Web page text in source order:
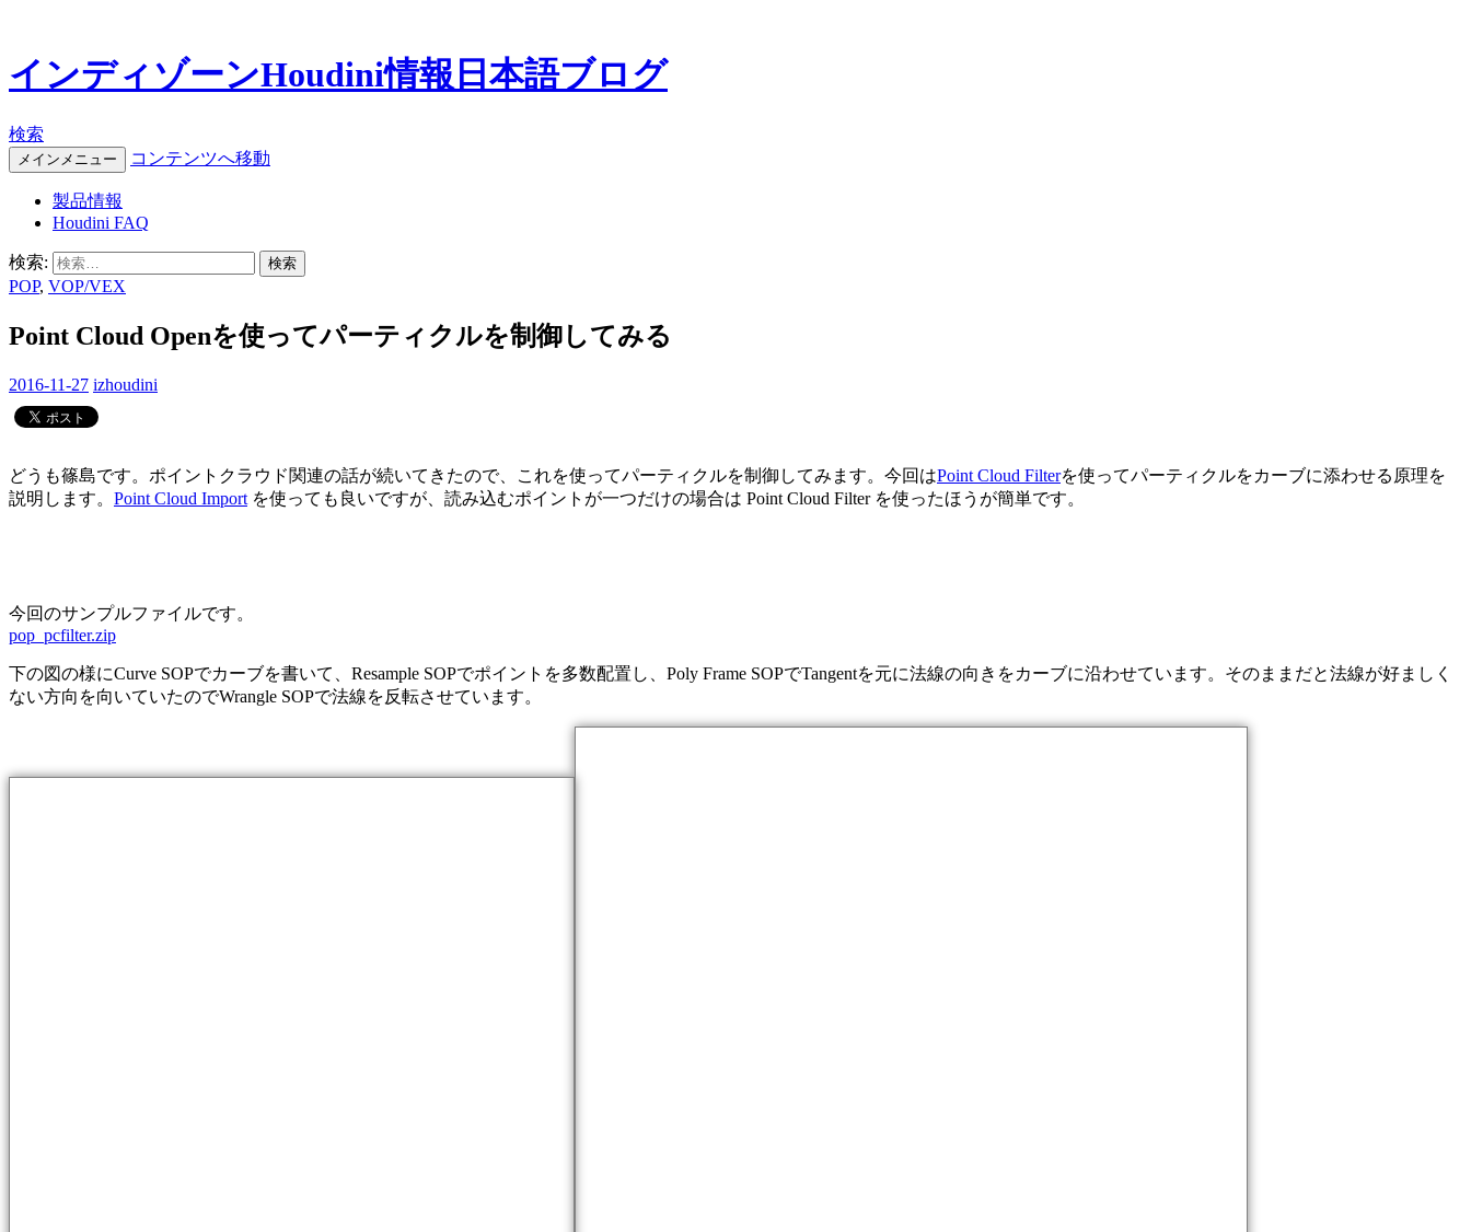
インディゾーンHoudini情報日本語ブログ
検索
メインメニュー コンテンツへ移動
製品情報
Houdini FAQ
検索:
POP, VOP/VEX
Point Cloud Openを使ってパーティクルを制御してみる
2016-11-27 izhoudini
どうも篠島です。ポイントクラウド関連の話が続いてきたので、これを使ってパーティクルを制御してみます。今回はPoint Cloud Filterを使ってパーティクルをカーブに添わせる原理を
説明します。 Point Cloud Import を使っても良いですが、読み込むポイントが一つだけの場合は Point Cloud Filter を使ったほうが簡単です。
今回のサンプルファイルです。
pop_pcfilter.zip
下の図の様にCurve SOPでカーブを書いて、Resample SOPでポイントを多数配置し、Poly Frame SOPでTangentを元に法線の向きをカーブに沿わせています。そのままだと法線が好ましく
ない方向を向いていたのでWrangle SOPで法線を反転させています。